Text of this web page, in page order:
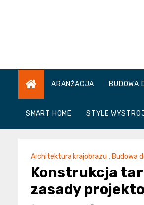
ARANŻACJA BUDOWA
SMART HOME STYLE
Architektura krajobrazu , Budowa
Konstrukcja
zasady